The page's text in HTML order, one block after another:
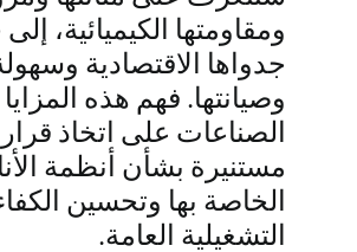
ومقاومتها الكيميائية،
جدواها الاقتصادية
وصيانتها. فهم هذه
الصناعات على اتخاذ
مستنيرة بشأن أنظمة
الخاصة بها وتحسين
التشغيلية العامة.